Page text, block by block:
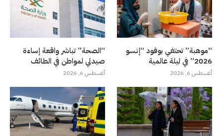
“موهبة” تحتفي بوفود “إنسو
2026” في ليلة عالمية
أغسطس 6, 2026
“الصحة” تباشر واقعة إساءة
صيدلي لمواطن في الطائف
أغسطس 6, 2026